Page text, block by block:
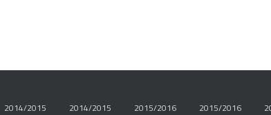
2014/2015 2014/2015 2015/2016 2015/2016